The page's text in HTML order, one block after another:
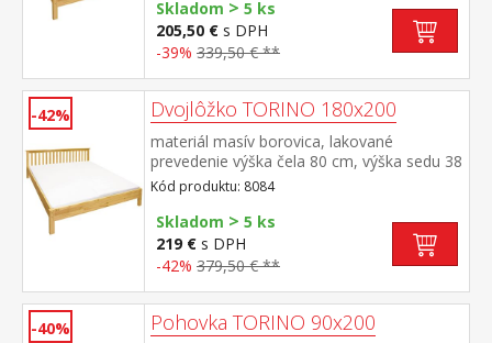
odporúčaný rozmer matraca 160 × 200 cm
alebo 2 kusy 80 × 200 cm a rošt R2
odporúčaná nosnosť do 120 kg na každej
polovici postele
Skladom > 5 ks
205,50 € s DPH
-39% 339,50 € **
-42% Dvojlôžko TORINO 180x200
materiál masív borovica, lakované
prevedenie výška čela 80 cm, výška sedu 38
cm, cena bez roštu a matraca minimálna
odporúčaná výška matraca 15
cm odporúčaný rozmer matraca 180 × 200
cm alebo 2 kusy 90 × 200 cm a rošt R4
alebo 2 kusy R1 odporúčaná nosnosť do
120 kg na každej polovici postele
Kód produktu: 8084
Skladom > 5 ks
219 € s DPH
-42% 379,50 € **
-40% Pohovka TORINO 90x200